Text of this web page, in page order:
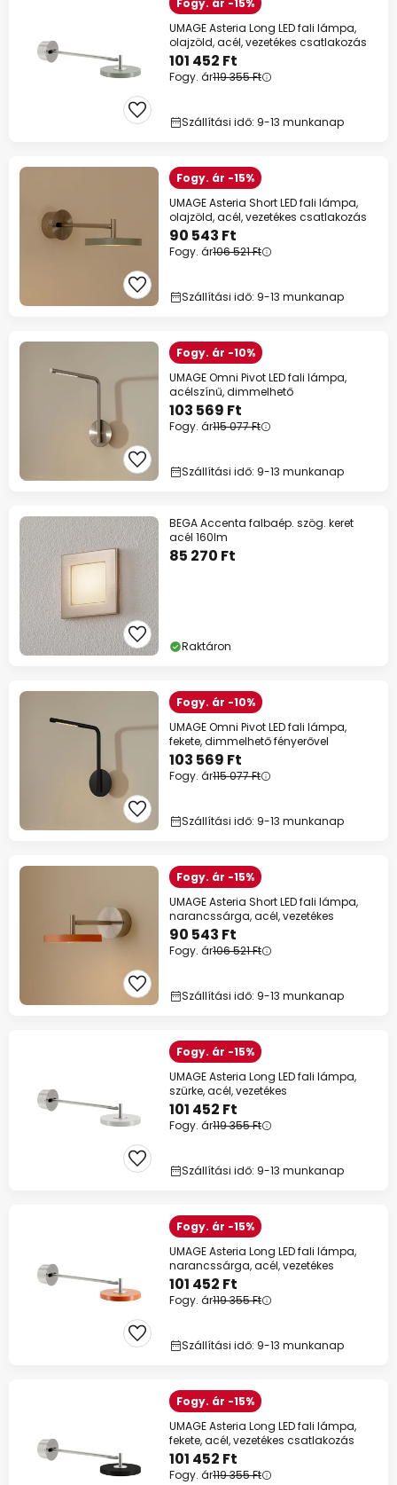
Fogy. ár -15%
UMAGE Asteria Long LED fali lámpa,
olajzöld, acél, vezetékes csatlakozás
101 452 Ft
Fogy. ár119 355 Ft
Szállítási idő: 9-13 munkanap
Fogy. ár -15%
UMAGE Asteria Short LED fali lámpa,
olajzöld, acél, vezetékes csatlakozás
90 543 Ft
Fogy. ár106 521 Ft
Szállítási idő: 9-13 munkanap
Fogy. ár -10%
UMAGE Omni Pivot LED fali lámpa,
acélszínű, dimmelhető
103 569 Ft
Fogy. ár115 077 Ft
Szállítási idő: 9-13 munkanap
BEGA Accenta falbaép. szög. keret
acél 160lm
85 270 Ft
Raktáron
Fogy. ár -10%
UMAGE Omni Pivot LED fali lámpa,
fekete, dimmelhető fényerővel
103 569 Ft
Fogy. ár115 077 Ft
Szállítási idő: 9-13 munkanap
Fogy. ár -15%
UMAGE Asteria Short LED fali lámpa,
narancssárga, acél, vezetékes
90 543 Ft
Fogy. ár106 521 Ft
Szállítási idő: 9-13 munkanap
Fogy. ár -15%
UMAGE Asteria Long LED fali lámpa,
szürke, acél, vezetékes
101 452 Ft
Fogy. ár119 355 Ft
Szállítási idő: 9-13 munkanap
Fogy. ár -15%
UMAGE Asteria Long LED fali lámpa,
narancssárga, acél, vezetékes
101 452 Ft
Fogy. ár119 355 Ft
Szállítási idő: 9-13 munkanap
Fogy. ár -15%
UMAGE Asteria Long LED fali lámpa,
fekete, acél, vezetékes csatlakozás
101 452 Ft
Fogy. ár119 355 Ft